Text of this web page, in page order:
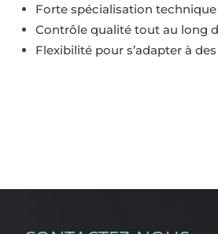
Forte spécialisation technique
Contrôle qualité tout au long
Flexibilité pour s’adapter à